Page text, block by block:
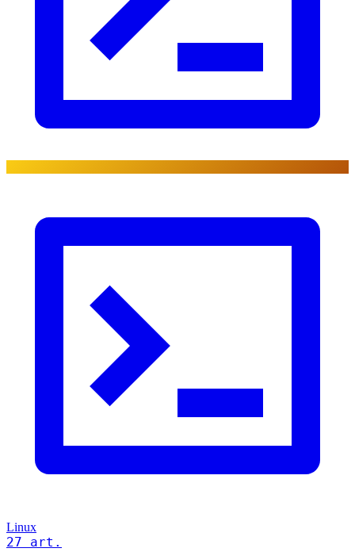
Linux
27 art.